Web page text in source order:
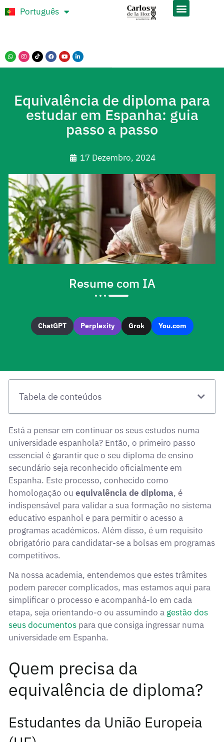
Português
Español
Equivalência de diploma para
estudar em Espanha: guia
passo a passo
17 Dezembro, 2024
Resume com IA
ChatGPT Perplexity Grok You.com
Tabela de conteúdos
Está a pensar em continuar os seus estudos numa
universidade espanhola? Então, o primeiro passo
essencial é garantir que o seu diploma de ensino
secundário seja reconhecido oficialmente em
Espanha. Este processo, conhecido como
homologação ou equivalência de diploma, é
indispensável para validar a sua formação no sistema
educativo espanhol e para permitir o acesso a
programas académicos. Além disso, é um requisito
obrigatório para candidatar-se a bolsas em programas
competitivos.
Na nossa academia, entendemos que estes trâmites
podem parecer complicados, mas estamos aqui para
simplificar o processo e acompanhá-lo em cada
etapa, seja orientando-o ou assumindo agestão dos
seus documentos para que consiga ingressar numa
universidade em Espanha.
Quem precisa da
equivalência de diploma?
Estudantes da União Europeia